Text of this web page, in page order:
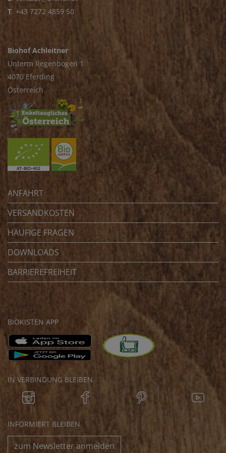
T. +43 7272 4859 50
Biohof Achleitner
Unterm Regenbogen 1
4070 Eferding
Österreich
ANFAHRT
VERSANDKOSTEN
HÄUFIGE FRAGEN
DOWNLOADS
BARRIEREFREIHEIT
BIOKISTEN APP
IN VERBINDUNG BLEIBEN
INFORMIERT BLEIBEN
zum Newsletter anmelden